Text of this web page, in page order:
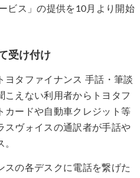
ビス」の提供を10月より開始
受け付け
ヨタファイナンス 手話・筆談
こえない利用者からトヨタフ
カードや自動車クレジット等
スヴォイスの通訳者が手話や
スの各デスクに電話を繋げた